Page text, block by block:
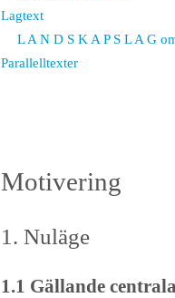
Lagtext
L A N D S K A P S L A G
Parallelltexter
Motivering
1. Nuläge
1.1 Gällande